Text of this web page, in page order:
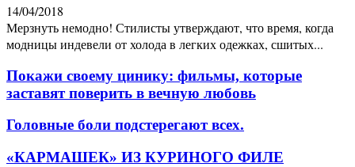
14/04/2018
Мерзнуть немодно! Стилисты утверждают, что время, когда
модницы индевели от холода в легких одежках, сшитых...
Покажи своему цинику: фильмы, которые
заставят поверить в вечную любовь
Головные боли подстерегают всех.
«КАРМАШЕК» ИЗ КУРИНОГО ФИЛЕ